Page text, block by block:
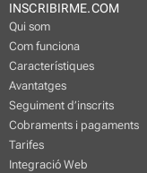
INSCRIBIRME.COM
Qui som
Com funciona
Característiques
Avantatges
Seguiment d’inscrits
Cobraments i pagaments
Tarifes
Integració Web